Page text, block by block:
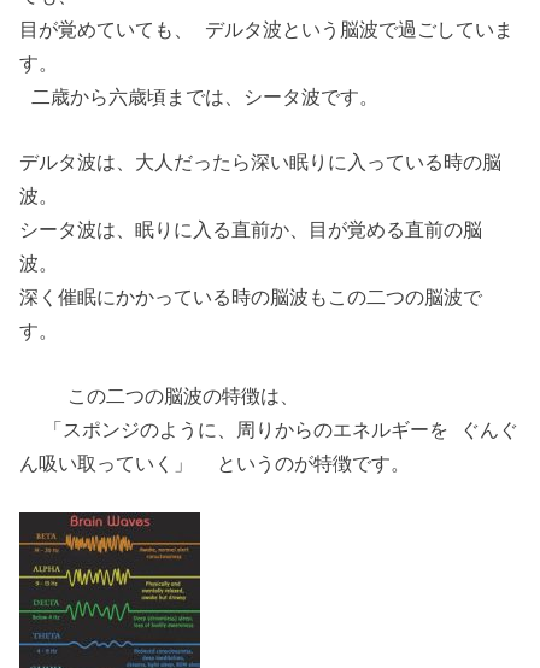
目が覚めていても、 デルタ波という脳波で過ごしていま
す。
二歳から六歳頃までは、シータ波です。
デルタ波は、大人だったら深い眠りに入っている時の脳
波。
シータ波は、眠りに入る直前か、目が覚める直前の脳
波。
深く催眠にかかっている時の脳波もこの二つの脳波で
す。
この二つの脳波の特徴は、
「スポンジのように、周りからのエネルギーを ぐんぐ
ん吸い取っていく」 というのが特徴です。